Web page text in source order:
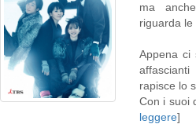
ma
riguarda le
Appena ci
rapisce lo
Con i suoi
leggere]